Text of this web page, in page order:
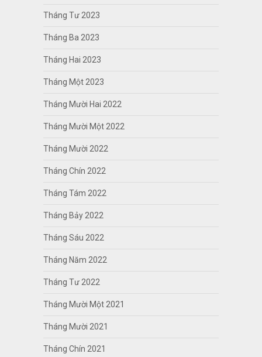
Tháng Tư 2023
Tháng Ba 2023
Tháng Hai 2023
Tháng Một 2023
Tháng Mười Hai 2022
Tháng Mười Một 2022
Tháng Mười 2022
Tháng Chín 2022
Tháng Tám 2022
Tháng Bảy 2022
Tháng Sáu 2022
Tháng Năm 2022
Tháng Tư 2022
Tháng Mười Một 2021
Tháng Mười 2021
Tháng Chín 2021